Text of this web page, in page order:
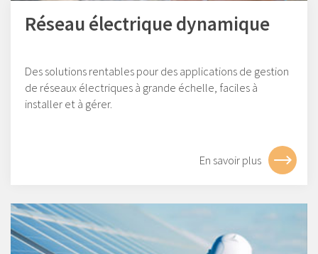
Réseau électrique dynamique
Des solutions rentables pour des applications de gestion
de réseaux électriques à grande échelle, faciles à
installer et à gérer.
En savoir plus